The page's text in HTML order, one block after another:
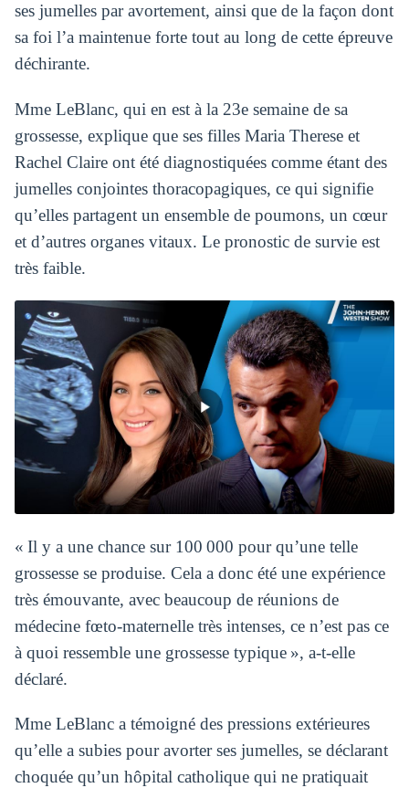
ses jumelles par avortement, ainsi que de la façon dont
sa foi l’a maintenue forte tout au long de cette épreuve
déchirante.
Mme LeBlanc, qui en est à la 23e semaine de sa
grossesse, explique que ses filles Maria Therese et
Rachel Claire ont été diagnostiquées comme étant des
jumelles conjointes thoracopagiques, ce qui signifie
qu’elles partagent un ensemble de poumons, un cœur
et d’autres organes vitaux. Le pronostic de survie est
très faible.
« Il y a une chance sur 100 000 pour qu’une telle
grossesse se produise. Cela a donc été une expérience
très émouvante, avec beaucoup de réunions de
médecine fœto-maternelle très intenses, ce n’est pas ce
à quoi ressemble une grossesse typique », a-t-elle
déclaré.
Mme LeBlanc a témoigné des pressions extérieures
qu’elle a subies pour avorter ses jumelles, se déclarant
choquée qu’un hôpital catholique qui ne pratiquait